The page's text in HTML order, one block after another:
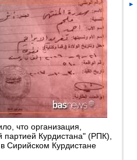
что организация,
партией Курдистана" (РПК),
Сирийском Курдистане